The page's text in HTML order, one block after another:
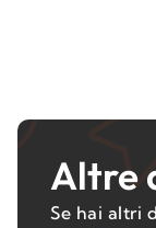
Altre
Se hai altri